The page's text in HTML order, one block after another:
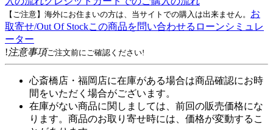
【ご注意】海外にお住まいの方は、当サイトでの購入は出来ません。 お
取寄せ/Out Of Stockこの商品を問い合わせる ローンシミュレ
ーター
!注意事項ご注文前にご確認ください!
心斎橋店・福岡店に在庫がある場合は商品確認にお時
間をいただく場合がございます。
在庫がない商品に関しましては、前回の販売価格にな
ります。商品のお取り寄せ時には、価格が変動するこ